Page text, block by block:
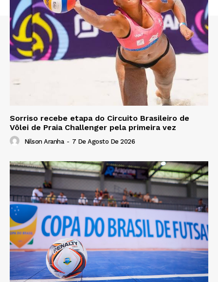
Sorriso recebe etapa do Circuito Brasileiro de
Vôlei de Praia Challenger pela primeira vez
Nilson Aranha - 7 De Agosto De 2026